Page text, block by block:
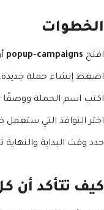
الخطوات
افتح popup-campaigns
اضغط إنشاء حملة جديدة.
اكتب اسم الحملة ووصفًا
اختر النوافذ التي
حدد وقت البداية
كيف تتأكد أن